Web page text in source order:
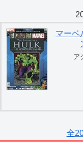
マーベ
ア
全